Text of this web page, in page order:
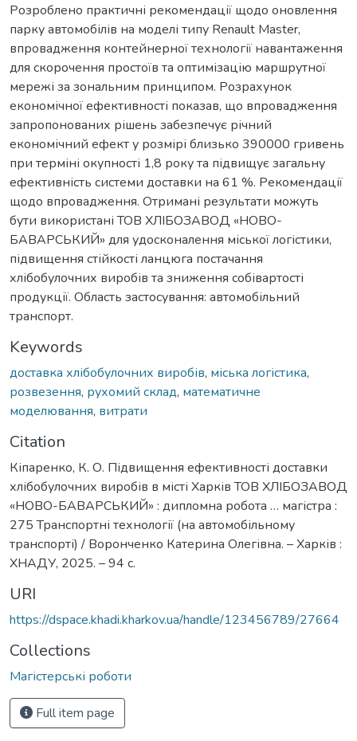
Розроблено практичні рекомендації щодо оновлення
парку автомобілів на моделі типу Renault Master,
впровадження контейнерної технології навантаження
для скорочення простоїв та оптимізацію маршрутної
мережі за зональним принципом. Розрахунок
економічної ефективності показав, що впровадження
запропонованих рішень забезпечує річний
економічний ефект у розмірі близько 390000 гривень
при терміні окупності 1,8 року та підвищує загальну
ефективність системи доставки на 61 %. Рекомендації
щодо впровадження. Отримані результати можуть
бути використані ТОВ ХЛІБОЗАВОД «НОВО-
БАВАРСЬКИЙ» для удосконалення міської логістики,
підвищення стійкості ланцюга постачання
хлібобулочних виробів та зниження собівартості
продукції. Область застосування: автомобільний
транспорт.
Keywords
доставка хлібобулочних виробів, міська логістика,
розвезення, рухомий склад, математичне
моделювання, витрати
Citation
Кіпаренко, К. О. Підвищення ефективності доставки
хлібобулочних виробів в місті Харків ТОВ ХЛІБОЗАВОД
«НОВО-БАВАРСЬКИЙ» : дипломна робота … магістра :
275 Транспортні технології (на автомобільному
транспорті) / Воронченко Катерина Олегівна. – Харків :
ХНАДУ, 2025. – 94 с.
URI
https://dspace.khadi.kharkov.ua/handle/123456789/27664
Collections
Магістерські роботи
Full item page